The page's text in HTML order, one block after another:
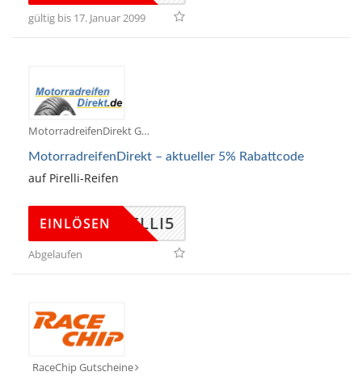
gültig bis 17. Januar 2099
MotorradreifenDirekt Gutscheine
MotorradreifenDirekt – aktueller 5% Rabattcode
auf Pirelli-Reifen
PIRELLI5
EINLÖSEN
Abgelaufen
RaceChip Gutscheine